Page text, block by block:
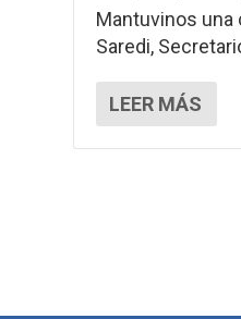
Mantuvinos una
Saredi,
LEER MÁS